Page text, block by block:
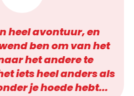
heel avontuur, en
ben om van het
het andere te
iets heel anders als
je hoede hebt...